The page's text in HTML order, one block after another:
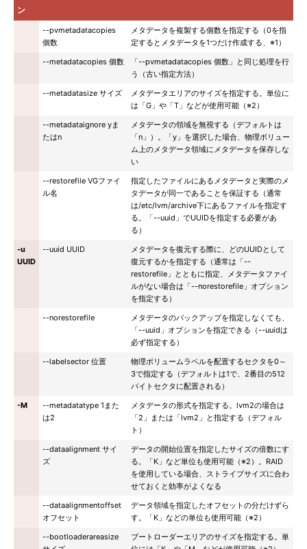
ン
--pvmetadatacopies
個数
メタデータを複製する個数を指定する（0を指
定するとメタデータを1つだけ作成する、※1）
--metadatacopies 個数
「--pvmetadatacopies 個数」と同じ処理を行
う（古い指定方法）
--metadatasize サイズ
メタデータエリアのサイズを指定する。単位に
は「G」や「T」などが使用可能（※2）
--metadataignore yま
たはn
メタデータの領域を無視する（デフォルトは
「n」）。「y」を選択した場合、物理ボリュー
ム上のメタデータ領域にメタデータを保存しな
い
--restorefile VGファイ
ル名
指定したファイルにあるメタデータと実際のメ
タデータが同一であることを保証する（通常
は/etc/lvm/archive下にあるファイルを指定す
る。「--uuid」でUUIDを指定する必要があ
る）
-u
UUID
--uuid UUID
メタデータを復元する際に、どのUUIDとして
復元するかを指定する（通常は「--
restorefile」とともに指定、メタデータファイ
ルがない場合は「--norestorefile」オプション
を指定する）
--norestorefile
メタデータのバックアップを指定しなくても、
「--uuid」オプションを指定できる（--uuidは
必ず指定する）
--labelsector 位置
物理ボリュームラベルを配置するセクタを0～
3で指定する（デフォルトは1で、2番目の512
バイトセクタに配置される）
-M
--metadatatype 1また
は2
メタデータの形式を指定する。lvm2の場合は
「2」または「lvm2」と指定する（デフォル
ト）
--dataalignment サイ
ズ
データの開始位置を指定したサイズの倍数にす
る。「K」など単位も使用可能（※2）。RAID
を使用している場合、ストライプサイズに合わ
せておくと効率がよくなる
--dataalignmentoffset
オフセット
データ領域を指定したオフセットの分だけずら
す。「K」などの単位も使用可能（※2）
--bootloaderareasize
ブートローダーエリアのサイズを指定する。単